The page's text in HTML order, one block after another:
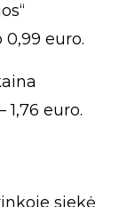
euro.
1,76 euro.
siekė